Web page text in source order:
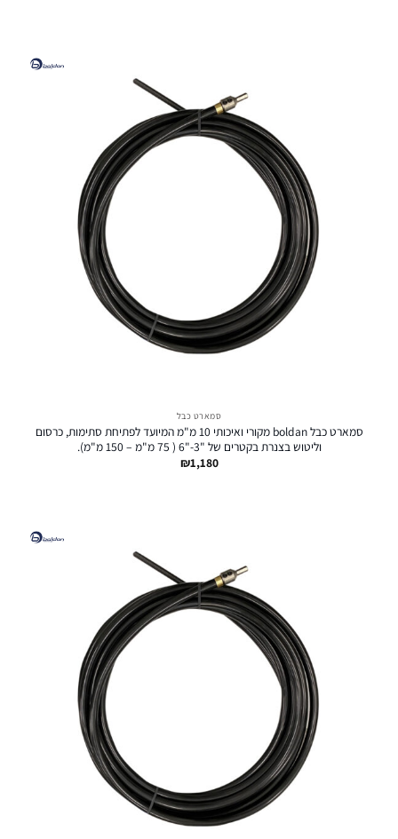
סמארט כבל
סמארט כבל boldan מקורי ואיכותי 10 מ"מ המיועד לפתיחת סתימות, כרסום
וליטוש בצנרת בקטרים של "3-"6 ( 75 מ"מ – 150 מ"מ).
₪1,180